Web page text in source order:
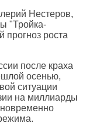
Нестеров,
"Тройка-
прогноз роста
после краха
осенью,
ситуации
на миллиарды